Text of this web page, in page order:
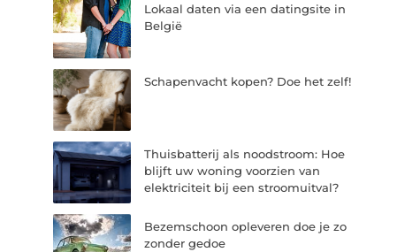
Lokaal daten via een datingsite in
België
Schapenvacht kopen? Doe het zelf!
Thuisbatterij als noodstroom: Hoe
blijft uw woning voorzien van
elektriciteit bij een stroomuitval?
Bezemschoon opleveren doe je zo
zonder gedoe